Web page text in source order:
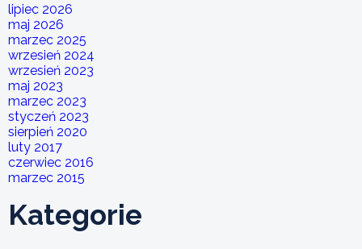
lipiec 2026
maj 2026
marzec 2025
wrzesień 2024
wrzesień 2023
maj 2023
marzec 2023
styczeń 2023
sierpień 2020
luty 2017
czerwiec 2016
marzec 2015
Kategorie